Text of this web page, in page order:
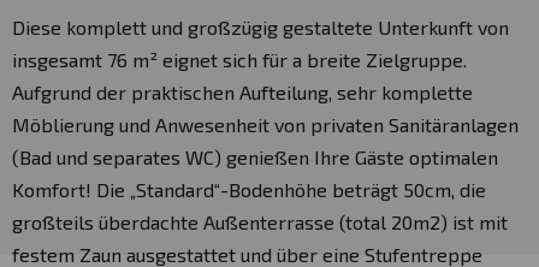
Diese komplett und großzügig gestaltete Unterkunft von
insgesamt 76 m² eignet sich für a breite Zielgruppe.
Aufgrund der praktischen Aufteilung, sehr komplette
Möblierung und Anwesenheit von privaten Sanitäranlagen
(Bad und separates WC) genießen Ihre Gäste optimalen
Komfort! Die „Standard“-Bodenhöhe beträgt 50cm, die
großteils überdachte Außenterrasse (total 20m2) ist mit
festem Zaun ausgestattet und über eine Stufentreppe